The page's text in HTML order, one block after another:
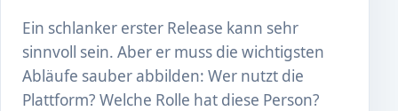
Ein schlanker erster Release kann sehr
sinnvoll sein. Aber er muss die wichtigsten
Abläufe sauber abbilden: Wer nutzt die
Plattform? Welche Rolle hat diese Person?